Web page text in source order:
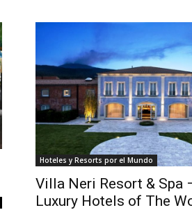
Hoteles y Resorts por el Mundo
Villa Neri Resort & Spa
Luxury Hotels of The